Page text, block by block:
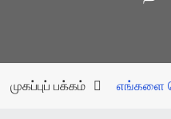
முகப்புப் பக்கம் எங்களை